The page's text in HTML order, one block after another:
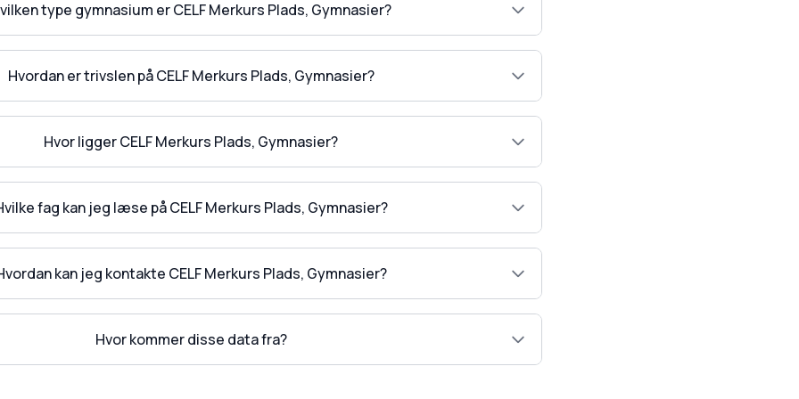
type gymnasium er CELF Merkurs Plads, Gymnasier?
Hvordan er trivslen på CELF Merkurs Plads, Gymnasier?
Hvor ligger CELF Merkurs Plads, Gymnasier?
fag kan jeg læse på CELF Merkurs Plads, Gymnasier?
kan jeg kontakte CELF Merkurs Plads, Gymnasier?
Hvor kommer disse data fra?